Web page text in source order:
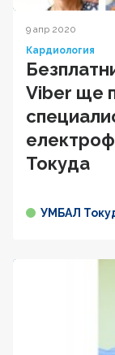
9 апр 2020
Кардиология
Viber ще
Токуда
УМБАЛ